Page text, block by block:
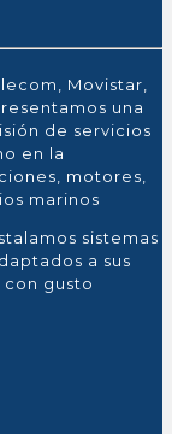
Movistar,
una
de servicios
en la
motores,
marinos
sistemas
a sus
gusto